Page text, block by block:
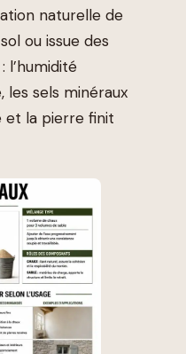
naturelle de
ou issue des
l’humidité
sels minéraux
et la pierre finit